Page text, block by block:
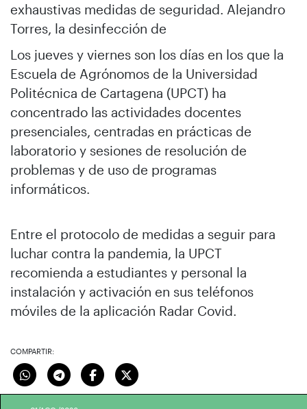
exhaustivas medidas de seguridad. Alejandro
Torres, la desinfección de
Los jueves y viernes son los días en los que la
Escuela de Agrónomos de la Universidad
Politécnica de Cartagena (UPCT) ha
concentrado las actividades docentes
presenciales, centradas en prácticas de
laboratorio y sesiones de resolución de
problemas y de uso de programas
informáticos.
Entre el protocolo de medidas a seguir para
luchar contra la pandemia, la UPCT
recomienda a estudiantes y personal la
instalación y activación en sus teléfonos
móviles de la aplicación Radar Covid.
COMPARTIR: